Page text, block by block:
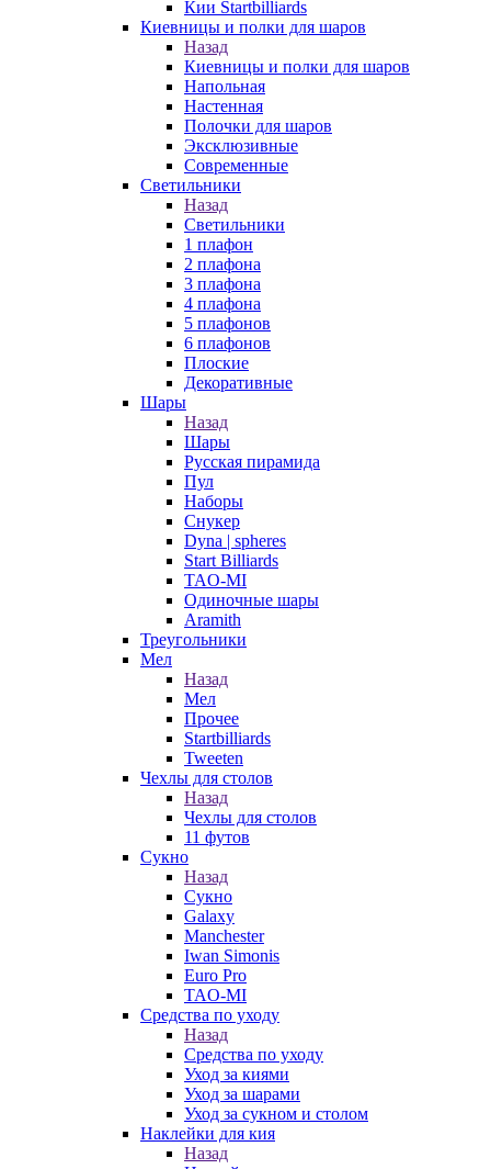
Кии Startbilliards
Киевницы и полки для шаров
Назад
Киевницы и полки для шаров
Напольная
Настенная
Полочки для шаров
Эксклюзивные
Современные
Светильники
Назад
Светильники
1 плафон
2 плафона
3 плафона
4 плафона
5 плафонов
6 плафонов
Плоские
Декоративные
Шары
Назад
Шары
Русская пирамида
Пул
Наборы
Снукер
Dyna | spheres
Start Billiards
TAO-MI
Одиночные шары
Aramith
Треугольники
Мел
Назад
Мел
Прочее
Startbilliards
Tweeten
Чехлы для столов
Назад
Чехлы для столов
11 футов
Сукно
Назад
Сукно
Galaxy
Manchester
Iwan Simonis
Euro Pro
TAO-MI
Средства по уходу
Назад
Средства по уходу
Уход за киями
Уход за шарами
Уход за сукном и столом
Наклейки для кия
Назад